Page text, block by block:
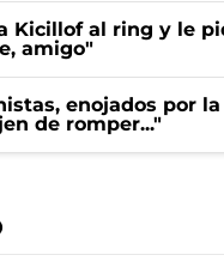
Kicillof al ring y le
amigo"
enojados por
de romper..."